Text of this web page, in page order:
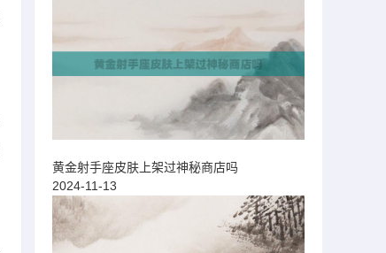
黄金射手座皮肤上架过神秘商店吗
2024-11-13